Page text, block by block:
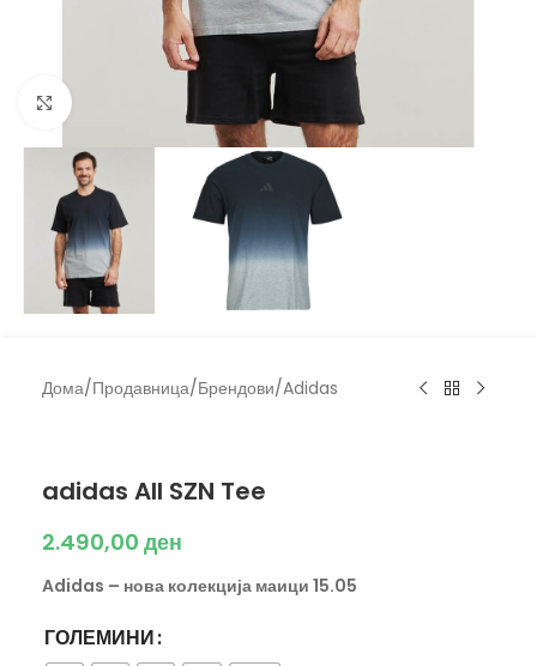
Click to enlarge
Дома/Продавница/Брендови/Adidas
adidas All SZN Tee
2.490,00 ден
Adidas – нова колекција маици 15.05
ГОЛЕМИНИ